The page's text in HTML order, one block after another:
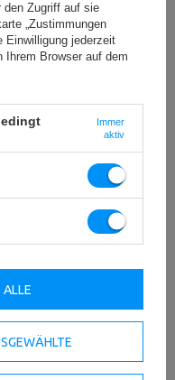
den Zugriff auf sie
„Zustimmungen
Einwilligung jederzeit
Ihrem Browser auf dem
Immer
aktiv
ALLE